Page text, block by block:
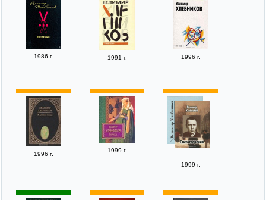
1986 г. 1991 г. 1996 г.
1996 г.
1999 г.
1999 г.